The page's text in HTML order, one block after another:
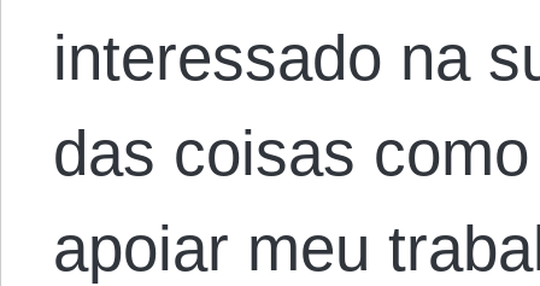
interessado na
das coisas
apoiar meu